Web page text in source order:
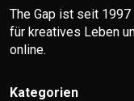
The Gap ist seit
für kreatives Leben
online.
Kategorien